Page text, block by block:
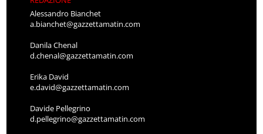
Alessandro Bianchet
a.bianchet@gazzettamatin.com
Danila Chenal
d.chenal@gazzettamatin.com
Erika David
e.david@gazzettamatin.com
Davide Pellegrino
d.pellegrino@gazzettamatin.com